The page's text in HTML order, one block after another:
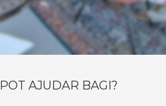
AJUDAR BAGI?